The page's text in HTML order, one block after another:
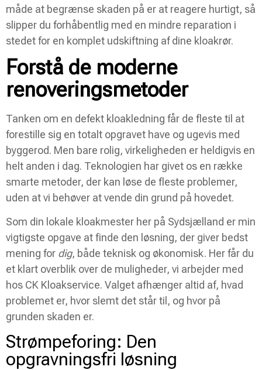
måde at begrænse skaden på er at reagere hurtigt, så
slipper du forhåbentlig med en mindre reparation i
stedet for en komplet udskiftning af dine kloakrør.
Forstå de moderne
renoveringsmetoder
Tanken om en defekt kloakledning får de fleste til at
forestille sig en totalt opgravet have og ugevis med
byggerod. Men bare rolig, virkeligheden er heldigvis en
helt anden i dag. Teknologien har givet os en række
smarte metoder, der kan løse de fleste problemer,
uden at vi behøver at vende din grund på hovedet.
Som din lokale kloakmester her på Sydsjælland er min
vigtigste opgave at finde den løsning, der giver bedst
mening for dig, både teknisk og økonomisk. Her får du
et klart overblik over de muligheder, vi arbejder med
hos CK Kloakservice. Valget afhænger altid af, hvad
problemet er, hvor slemt det står til, og hvor på
grunden skaden er.
Strømpeforing: Den
opgravningsfri løsning